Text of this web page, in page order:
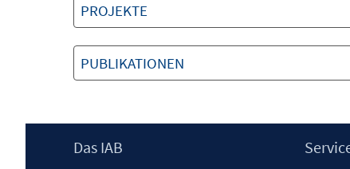
PROJEKTE
PUBLIKATIONEN
Footer
Das IAB